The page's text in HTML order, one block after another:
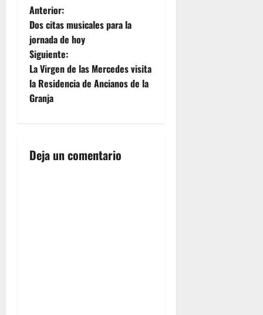
donde se
elegirá al
que será
Hermano
Mayor de
la
comicios,
se
N
a
v
e
c
Anterior:
Dos citas musicales para la
jornada de hoy
Siguiente:
La Virgen de las Mercedes visita
la Residencia de Ancianos de la
Granja
Deja un comentario